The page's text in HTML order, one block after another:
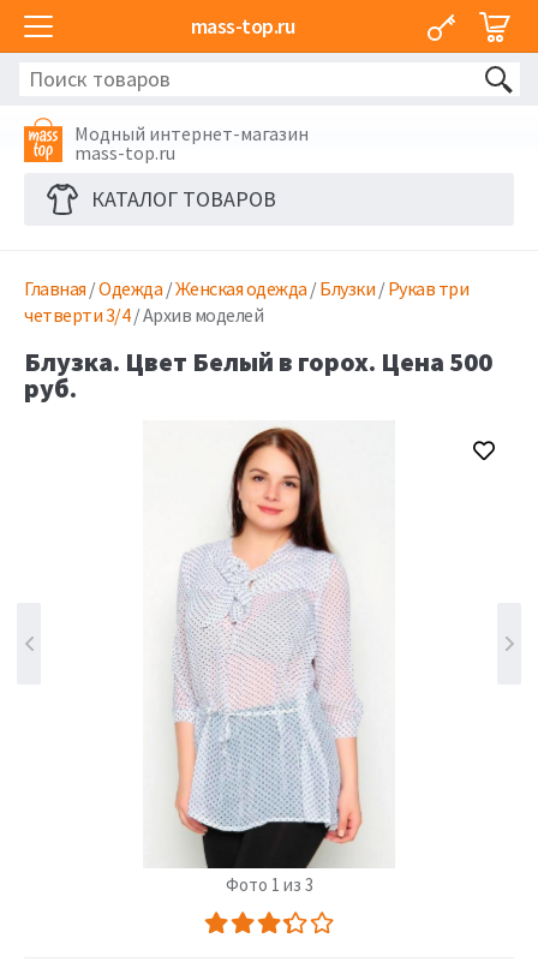
mass-top.ru
Модный интернет-магазин
mass-top.ru
КАТАЛОГ ТОВАРОВ
Главная /Одежда /Женская одежда /Блузки /Рукав три
четверти 3/4/ Архив моделей
Блузка. Цвет Белый в горох. Цена 500
руб.
Фото 1 из 3